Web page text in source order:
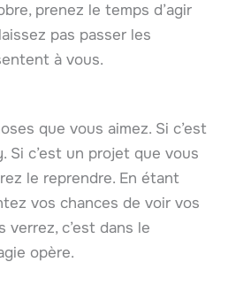
prenez le temps d’agir
pas passer les
à vous.
que vous aimez. Si c’est
Si c’est un projet que vous
le reprendre. En étant
vos chances de voir vos
verrez, c’est dans le
opère.